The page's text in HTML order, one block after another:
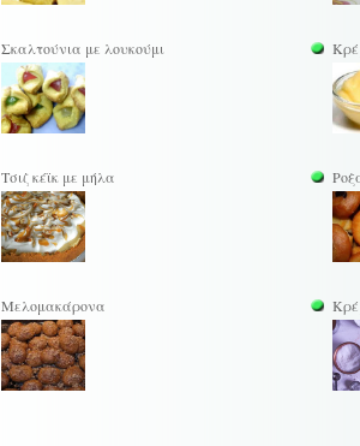
Σκαλτούνια με λουκούμι
Τσιζ κέϊκ με μήλα
Μελομακάρονα